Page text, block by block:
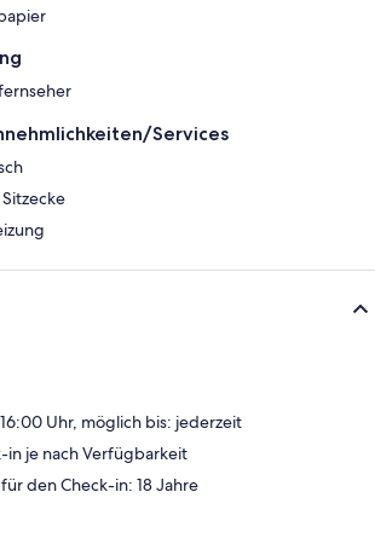
Services
Uhr, möglich bis: jederzeit
in je nach Verfügbarkeit
den Check-in: 18 Jahre